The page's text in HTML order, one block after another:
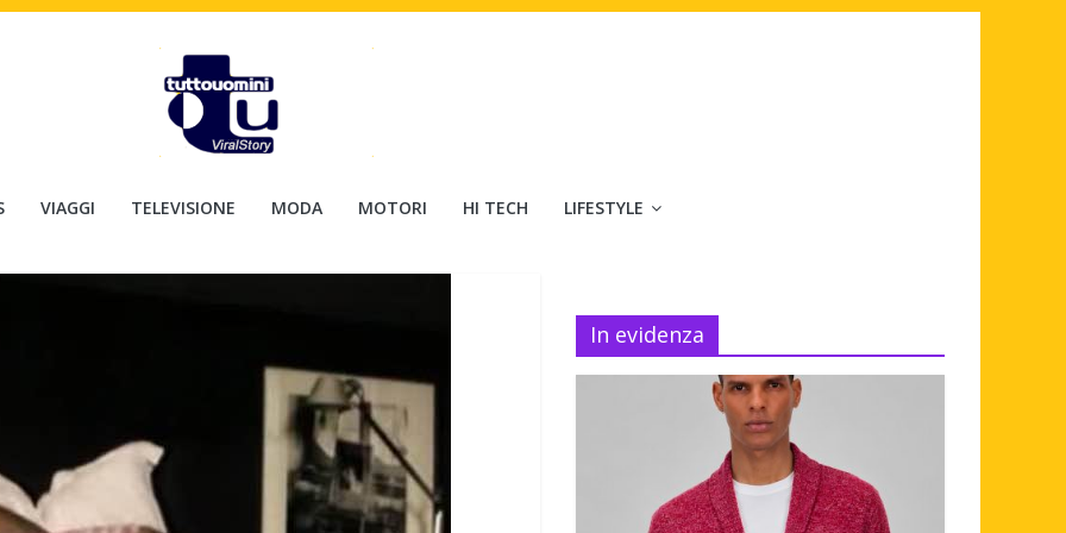
VIAGGI TELEVISIONE MODA MOTORI HI TECH LIFESTYLE
In evidenza